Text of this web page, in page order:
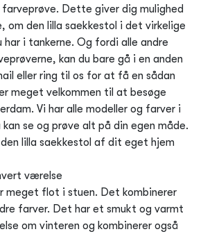
Dette giver dig mulighed
om den lilla saekkestol i det virkelige
har i tankerne. Og fordi alle andre
kan du bare gå i en anden
eller ring til os for at få en sådan
meget velkommen til at besøge
Vi har alle modeller og farver i
se og prøve alt på din egen måde.
lilla saekkestol af dit eget hjem
værelse
meget flot i stuen. Det kombinerer
farver. Det har et smukt og varmt
om vinteren og kombinerer også